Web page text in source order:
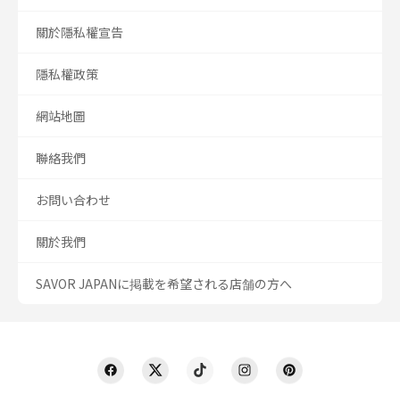
關於隱私權宣告
隱私權政策
網站地圖
聯絡我們
お問い合わせ
關於我們
SAVOR JAPANに掲載を希望される店舗の方へ